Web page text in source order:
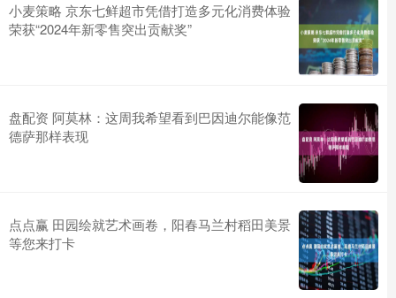
小麦策略 京东七鲜超市凭借打造多元化消费体验
荣获“2024年新零售突出贡献奖”
盘配资 阿莫林：这周我希望看到巴因迪尔能像范
德萨那样表现
点点赢 田园绘就艺术画卷，阳春马兰村稻田美景
等您来打卡